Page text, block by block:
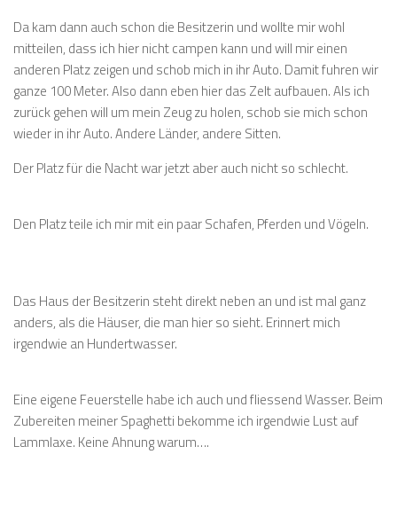
Da kam dann auch schon die Besitzerin und wollte mir wohl
mitteilen, dass ich hier nicht campen kann und will mir einen
anderen Platz zeigen und schob mich in ihr Auto. Damit fuhren wir
ganze 100 Meter. Also dann eben hier das Zelt aufbauen. Als ich
zurück gehen will um mein Zeug zu holen, schob sie mich schon
wieder in ihr Auto. Andere Länder, andere Sitten.
Der Platz für die Nacht war jetzt aber auch nicht so schlecht.
Den Platz teile ich mir mit ein paar Schafen, Pferden und Vögeln.
Das Haus der Besitzerin steht direkt neben an und ist mal ganz
anders, als die Häuser, die man hier so sieht. Erinnert mich
irgendwie an Hundertwasser.
Eine eigene Feuerstelle habe ich auch und fliessend Wasser. Beim
Zubereiten meiner Spaghetti bekomme ich irgendwie Lust auf
Lammlaxe. Keine Ahnung warum….